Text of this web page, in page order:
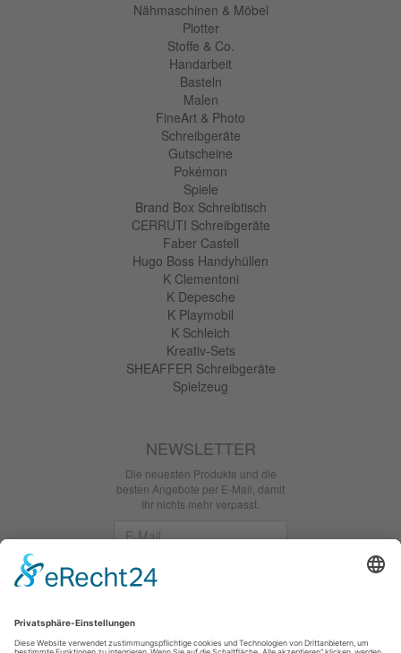
Nähmaschinen & Möbel
Plotter
Stoffe & Co.
Handarbeit
Basteln
Malen
FineArt & Photo
Schreibgeräte
Gutscheine
Pokémon
Spiele
Brand Box Schreibtisch
CERRUTI Schreibgeräte
Faber Castell
Hugo Boss Handyhüllen
K Clementoni
K Depesche
K Playmobil
K Schleich
Kreativ-Sets
SHEAFFER Schreibgeräte
Spielzeug
NEWSLETTER
Die neuesten Produkte und die
besten Angebote per E-Mail, damit
Ihr nichts mehr verpasst.